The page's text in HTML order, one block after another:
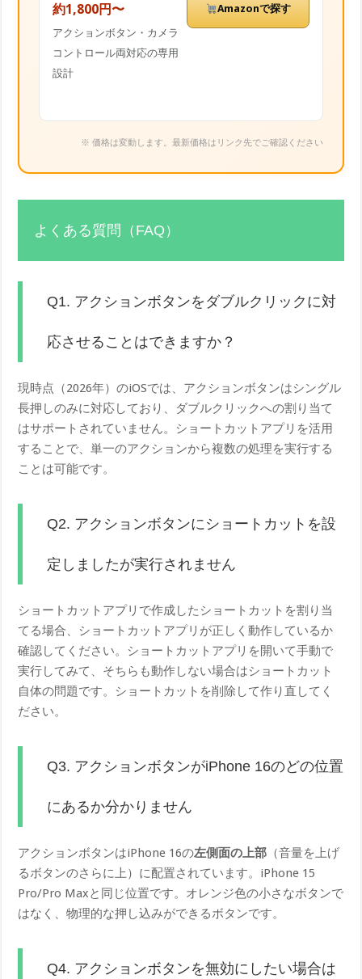
約1,800円〜
アクションボタン・カメラ
コントロール両対応の専用
設計
Amazonで探す
※ 価格は変動します。最新価格はリンク先でご確認ください
よくある質問（FAQ）
Q1. アクションボタンをダブルクリックに対
応させることはできますか？
現時点（2026年）のiOSでは、アクションボタンはシングル
長押しのみに対応しており、ダブルクリックへの割り当て
はサポートされていません。ショートカットアプリを活用
することで、単一のアクションから複数の処理を実行する
ことは可能です。
Q2. アクションボタンにショートカットを設
定しましたが実行されません
ショートカットアプリで作成したショートカットを割り当
てる場合、ショートカットアプリが正しく動作しているか
確認してください。ショートカットアプリを開いて手動で
実行してみて、そちらも動作しない場合はショートカット
自体の問題です。ショートカットを削除して作り直してく
ださい。
Q3. アクションボタンがiPhone 16のどの位置
にあるか分かりません
アクションボタンはiPhone 16の左側面の上部 （音量を上げ
るボタンのさらに上）に配置されています。iPhone 15
Pro/Pro Maxと同じ位置です。オレンジ色の小さなボタンで
はなく、物理的な押し込みができるボタンです。
Q4. アクションボタンを無効にしたい場合は